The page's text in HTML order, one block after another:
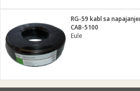
RG-59 kabl sa
CAB-5100
Eule